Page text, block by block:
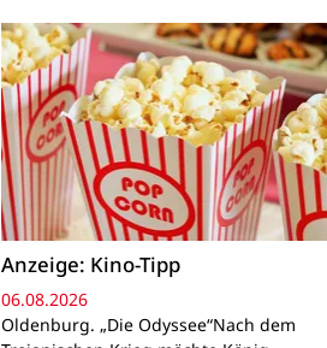
Anzeige: Kino-Tipp
06.08.2026
Oldenburg. „Die Odyssee“Nach dem